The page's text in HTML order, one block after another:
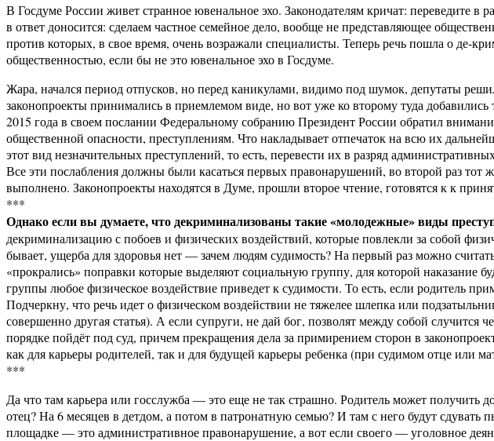
В Госдуме России живет странное ювенальное эхо. Законодателям кричат: переведите
в ответ доносится: сделаем частное семейное дело, вообще не представляющее
против которых, в свое время, очень возражали специалисты. Теперь речь пошла о
общественностью, если бы не это ювенальное эхо в Госдуме.
Жара, начался период отпусков, но перед каникулами, видимо под шумок, депутаты
законопроекты принимались в приемлемом виде, но вот уже ко второму туда
2015 года в своем послании Федеральному собранию Президент России обратил
общественной опасности, преступлениям. Что накладывает отпечаток на всю их
этот вид незначительных преступлений, то есть, перевести их в разряд
Все эти послабления должны были касаться первых правонарушений, во второй раз
выполнено. Законопроекты находятся в Думе, прошли второе чтение, готовятся к к
***
Однако если вы думаете, что декриминализованы такие «молодежные» виды
декриминализацию с побоев и физических воздействий, которые повлекли за собой
бывает, ущерба для здоровья нет — зачем людям судимость? На первый раз можно
«прокрались» поправки которые выделяют социальную группу, для которой наказание
группы любое физическое воздействие приведет к судимости. То есть, если родитель
Подчеркну, что речь идет о физическом воздействии не тяжелее шлепка или
совершенно другая статья). А если супруги, не дай бог, позволят между собой
порядке пойдёт под суд, причем прекращения дела за примирением сторон в
как для карьеры родителей, так и для будущей карьеры ребенка (при судимом отце или
***
Да что там карьера или госслужба — это еще не так страшно. Родитель может получить
отец? На 6 месяцев в детдом, а потом в патронатную семью? И там с него будут сдувать
площадке — это административное правонарушение, а вот если своего — уголовное